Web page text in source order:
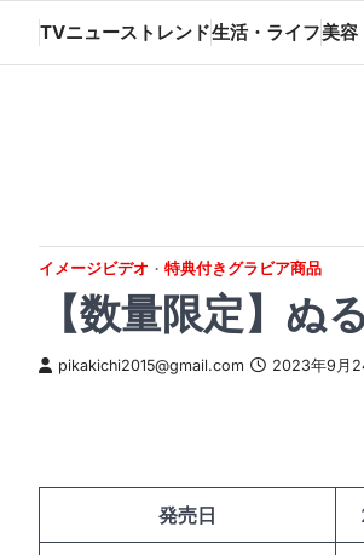
content
TVニューストレンド生活・ライフ美容
イメージビデオ 特典付きグラビア商品
【数量限定】ぬ
pikakichi2015@gmail.com 2023年9月
発売日